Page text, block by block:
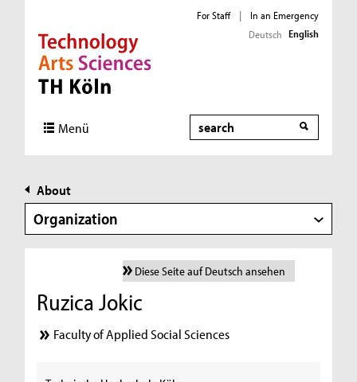
Direkt zur Hauptnavigation
Direkt zur Subnavigation
Direkt zum Inhalt
Direkt zum Fußbereich
For Staff |
In an Emergency
Deutsch English
Menü Search
About
Organization
Diese Seite auf Deutsch ansehen
Ruzica Jokic
Faculty of Applied Social Sciences